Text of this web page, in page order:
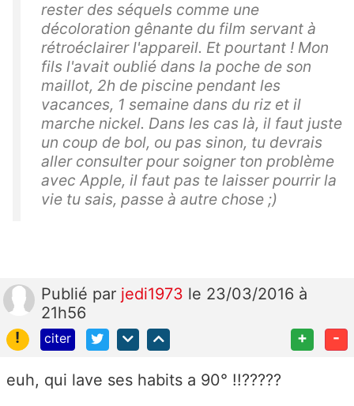
rester des séquels comme une
décoloration gênante du film servant à
rétroéclairer l'appareil. Et pourtant ! Mon
fils l'avait oublié dans la poche de son
maillot, 2h de piscine pendant les
vacances, 1 semaine dans du riz et il
marche nickel. Dans les cas là, il faut juste
un coup de bol, ou pas sinon, tu devrais
aller consulter pour soigner ton problème
avec Apple, il faut pas te laisser pourrir la
vie tu sais, passe à autre chose ;)
Publié par jedi1973 le 23/03/2016 à
21h56
!
citer + -
euh, qui lave ses habits a 90° !!?????